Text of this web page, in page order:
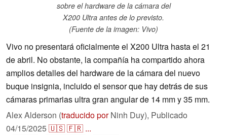
sobre el hardware de la cámara del
X200 Ultra antes de lo previsto.
(Fuente de la imagen: Vivo)
Vivo no presentará oficialmente el X200 Ultra hasta el 21
de abril. No obstante, la compañía ha compartido ahora
amplios detalles del hardware de la cámara del nuevo
buque insignia, incluido el sensor que hay detrás de sus
cámaras primarias ultra gran angular de 14 mm y 35 mm.
Alex Alderson (traducido porNinh Duy), Publicado
04/15/2025🇺🇸🇫🇷 ...